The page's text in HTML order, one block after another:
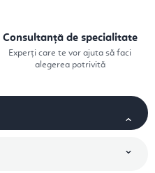
Consultanță de specialitate
Experți care te vor ajuta să faci
alegerea potrivită